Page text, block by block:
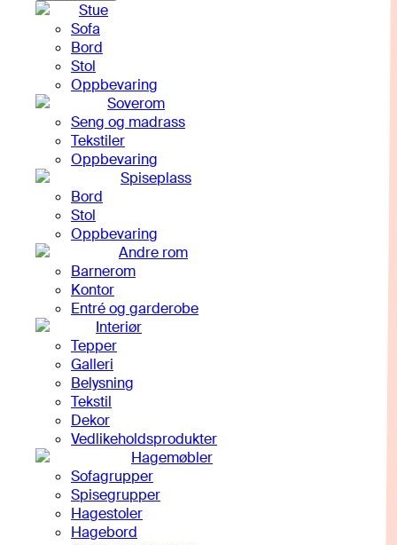
Stue
Sofa
Bord
Stol
Oppbevaring
Soverom
Seng og madrass
Tekstiler
Oppbevaring
Spiseplass
Bord
Stol
Oppbevaring
Andre rom
Barnerom
Kontor
Entré og garderobe
Interiør
Tepper
Galleri
Belysning
Tekstil
Dekor
Vedlikeholdsprodukter
Hagemøbler
Sofagrupper
Spisegrupper
Hagestoler
Hagebord